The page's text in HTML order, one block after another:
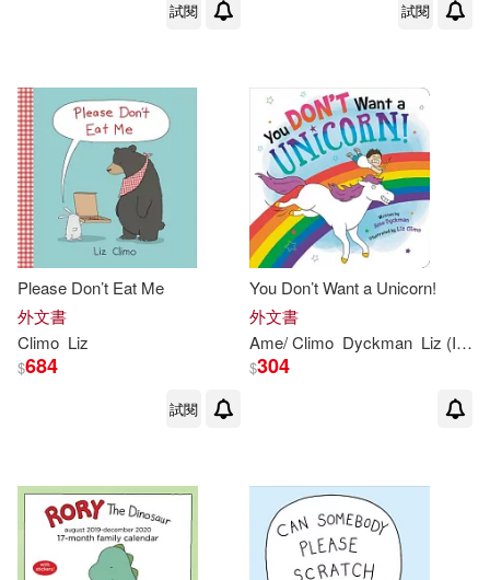
試閱 試閱
Please Don’t Eat Me
外文書
Climo Liz
$684
試閱
You Don’t Want a Unicorn!
外文書
Ame/Climo Dyckman Liz (ILT)
$304